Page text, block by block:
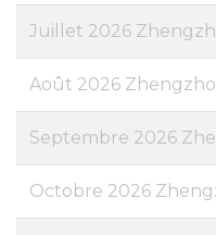
Juillet 2026
Août 2026
Septembre 2026
Octobre 2026